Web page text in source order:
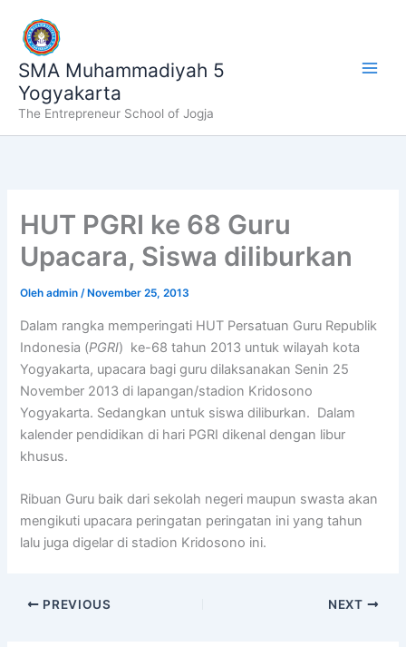
konten
SMA Muhammadiyah 5
Yogyakarta
The Entrepreneur School of Jogja
HUT PGRI ke 68 Guru
Upacara, Siswa diliburkan
Olehadmin/ November 25, 2013
Dalam rangka memperingati HUT Persatuan Guru Republik
Indonesia (PGRI) ke-68 tahun 2013 untuk wilayah kota
Yogyakarta, upacara bagi guru dilaksanakan Senin 25
November 2013 di lapangan/stadion Kridosono
Yogyakarta. Sedangkan untuk siswa diliburkan. Dalam
kalender pendidikan di hari PGRI dikenal dengan libur
khusus.
Ribuan Guru baik dari sekolah negeri maupun swasta akan
mengikuti upacara peringatan peringatan ini yang tahun
lalu juga digelar di stadion Kridosono ini.
PREVIOUS NEXT